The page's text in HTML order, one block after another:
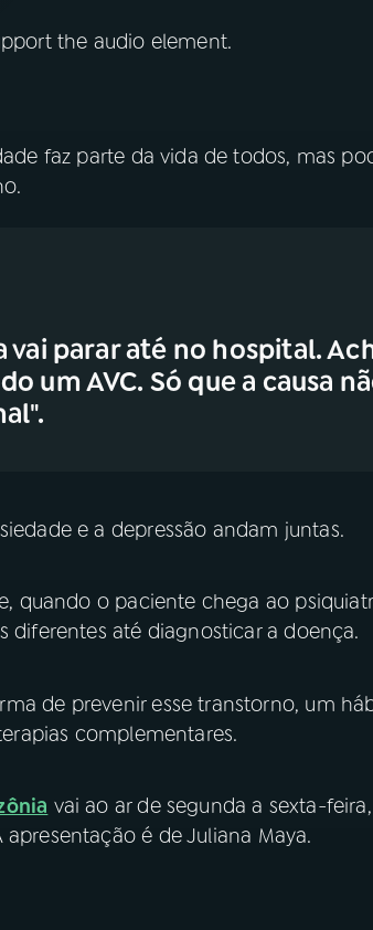
the audio element.
faz parte da vida de todos, mas
vai parar até no hospital.
um AVC. Só que a causa
e a depressão andam juntas.
quando o paciente chega ao
diferentes até diagnosticar a doença.
de prevenir esse transtorno, um
complementares.
vai ao ar de segunda a sexta-feira,
apresentação é de Juliana Maya.